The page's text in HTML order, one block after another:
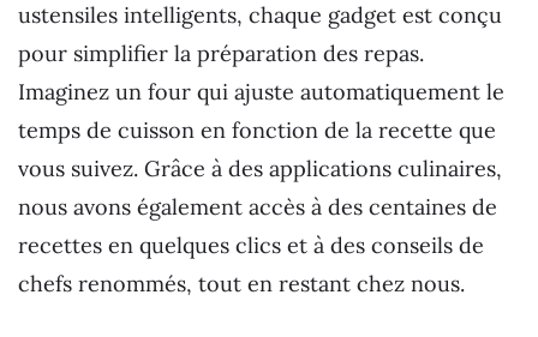
ustensiles intelligents, chaque gadget est conçu
pour simplifier la préparation des repas.
Imaginez un four qui ajuste automatiquement le
temps de cuisson en fonction de la recette que
vous suivez. Grâce à des applications culinaires,
nous avons également accès à des centaines de
recettes en quelques clics et à des conseils de
chefs renommés, tout en restant chez nous.